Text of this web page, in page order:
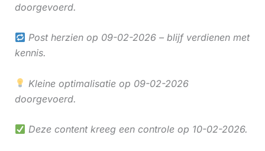
doorgevoerd.
Post herzien op 09-02-2026 – blijf verdienen met
kennis.
Kleine optimalisatie op 09-02-2026
doorgevoerd.
Deze content kreeg een controle op 10-02-2026.